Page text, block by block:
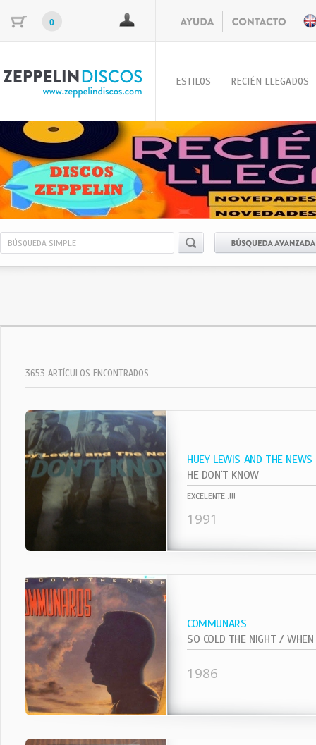
0
ESTILOS RECIÉN LLEGADOS
3653 ARTÍCULOS ENCONTRADOS
HUEY LEWIS AND THE NEWS
HE DON`T KNOW
EXCELENTE..!!!
1991
COMMUNARS
1986